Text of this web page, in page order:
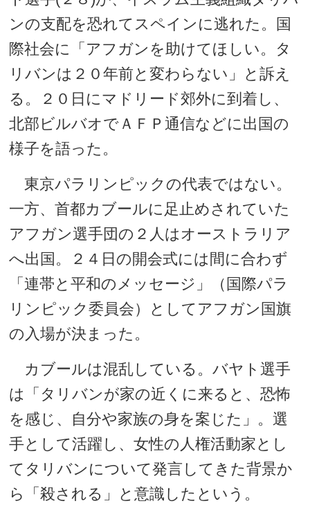
ンの支配を恐れてスペインに逃れた。国
際社会に「アフガンを助けてほしい。タ
リバンは２０年前と変わらない」と訴え
る。２０日にマドリード郊外に到着し、
北部ビルバオでＡＦＰ通信などに出国の
様子を語った。
東京パラリンピックの代表ではない。
一方、首都カブールに足止めされていた
アフガン選手団の２人はオーストラリア
へ出国。２４日の開会式には間に合わず
「連帯と平和のメッセージ」（国際パラ
リンピック委員会）としてアフガン国旗
の入場が決まった。
カブールは混乱している。バヤト選手
は「タリバンが家の近くに来ると、恐怖
を感じ、自分や家族の身を案じた」。選
手として活躍し、女性の人権活動家とし
てタリバンについて発言してきた背景か
ら「殺される」と意識したという。